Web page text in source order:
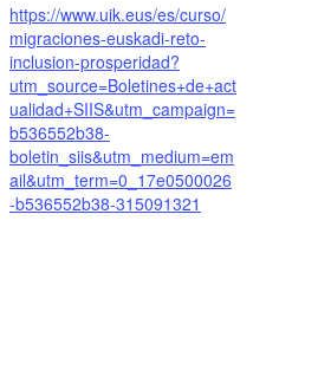
https://www.uik.eus/es/curso/
migraciones-euskadi-reto-
inclusion-prosperidad?
utm_source=Boletines+de+act
ualidad+SIIS&utm_campaign=
b536552b38-
boletin_siis&utm_medium=em
ail&utm_term=0_17e0500026
-b536552b38-315091321